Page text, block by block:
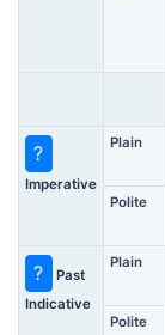
?
Imperative
Plain
Polite
?
Past
Indicative
Plain
Polite